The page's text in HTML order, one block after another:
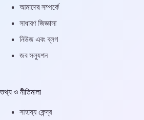
আমাদের সম্পর্কে
সাধারণ জিজ্ঞাসা
নিউজ এবং ব্লগ
জব সল্যুশন
তথ্য ও নীতিমালা
সাহায্য কেন্দ্র